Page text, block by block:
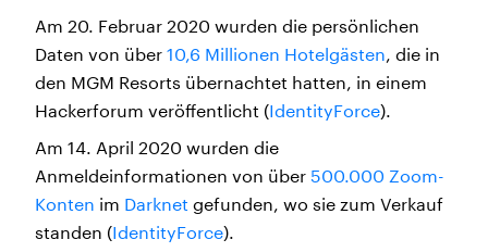
Am 20. Februar 2020 wurden die persönlichen
Daten von über 10,6 Millionen Hotelgästen, die in
den MGM Resorts übernachtet hatten, in einem
Hackerforum veröffentlicht (IdentityForce).
Am 14. April 2020 wurden die
Anmeldeinformationen von über 500.000 Zoom-
Konten im Darknet gefunden, wo sie zum Verkauf
standen (IdentityForce).